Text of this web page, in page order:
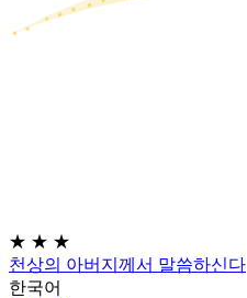
★ ★ ★
천상의 아버지께서 말씀하신다
한국어